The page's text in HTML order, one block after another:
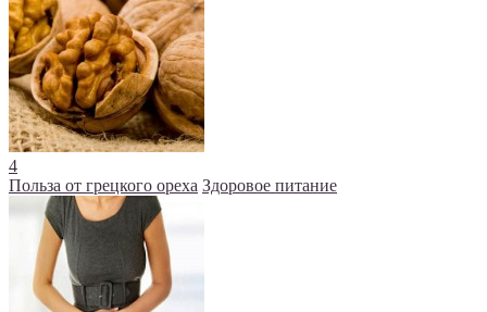
4
Польза от грецкого ореха Здоровое питание